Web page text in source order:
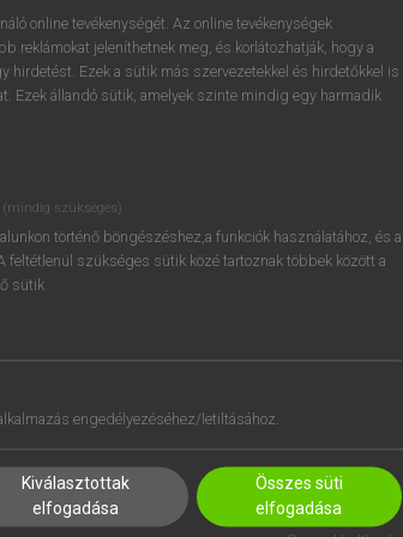
próbaverziójának elindításához
regisztrálok ésbelépek.
REGISZTRÁCIÓ
online tevékenységét. Az online tevékenységek
reklámokat jeleníthetnek meg, és korlátozhatják, hogy a
hirdetést. Ezek a sütik más szervezetekkel és hirdetőkkel is
Ezek állandó sütik, amelyek szinte mindig egy harmadik
(mindig szükséges)
történő böngészéshez,a funkciók használatához, és a
feltétlenül szükséges sütik közé tartoznak többek között a
sütik.
engedélyezéséhez/letiltásához.
Kiválasztottak
elfogadása
Összes süti
elfogadása